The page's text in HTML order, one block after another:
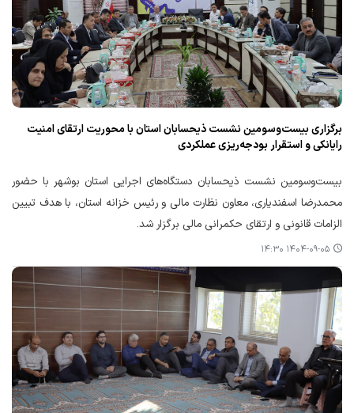
برگزاری بیست‌وسومین نشست ذیحسابان استان با محوریت ارتقای امنیت
رایانکی و استقرار بودجه‌ریزی عملکردی
بیست‌وسومین نشست ذیحسابان دستگاه‌های اجرایی استان بوشهر با حضور
محمدرضا اسفندیاری، معاون نظارت مالی و رئیس خزانه استان، با هدف تبیین
الزامات قانونی و ارتقای حکمرانی مالی برگزار شد.
۱۴۰۴-۰۹-۰۵ ۱۴:۳۰